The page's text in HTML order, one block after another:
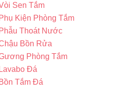
Sen Tắm
Phụ Kiện Phòng Tắm
Phẫu Thoát Nước
Bồn Rửa
Phòng Tắm
Lavabo Đá
Bồn Tắm Đá